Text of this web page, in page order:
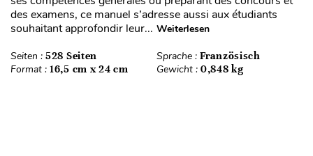
des examens, ce manuel s’adresse aussi aux étudiants
souhaitant approfondir leur... Weiterlesen
Seiten : 528 Seiten Sprache : Französisch
Format : 16,5 cm x 24 cm Gewicht : 0,848 kg